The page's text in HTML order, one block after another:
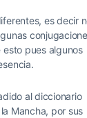
es decir
pues algunos
al diccionario
Mancha, por sus